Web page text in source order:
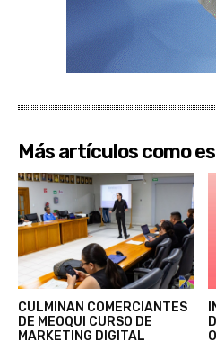
Más artículos como
CULMINAN COMERCIANTES
DE MEOQUI CURSO DE
MARKETING DIGITAL